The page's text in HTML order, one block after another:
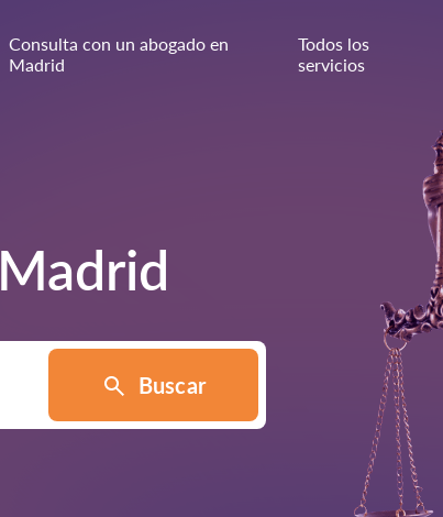
Consulta con un abogado en
Madrid
Todos los
servicios
Madrid
Buscar